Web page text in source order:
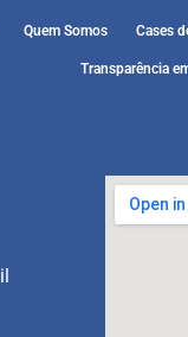
Quem Somos Cases
Transparência